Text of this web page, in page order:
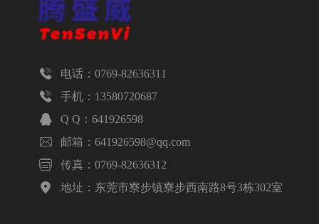
 电话：0769-82636311
 手机：13580720687
 Q Q：641926598
 邮箱：641926598@qq.com
 传真：0769-82636312
 地址：东莞市寮步镇寮步西南路8号3栋302室